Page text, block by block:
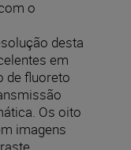
o
desta
em
de fluoreto
Os oito
imagens